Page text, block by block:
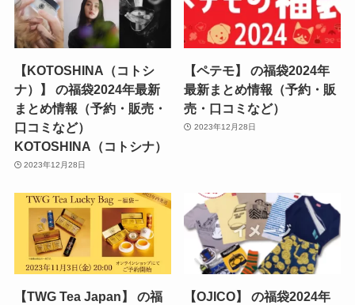
【KOTOSHINA（コトシ
ナ）】 の福袋2024年最新
まとめ情報（予約・販売・
口コミなど）
KOTOSHINA（コトシナ）
2023年12月28日
【ペテモ】 の福袋2024年
最新まとめ情報（予約・販
売・口コミなど）
2023年12月28日
【TWG Tea Japan】 の福
【OJICO】 の福袋2024年